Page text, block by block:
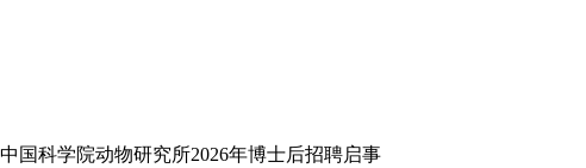
国科学院动物研究所2026年博士后招聘启事